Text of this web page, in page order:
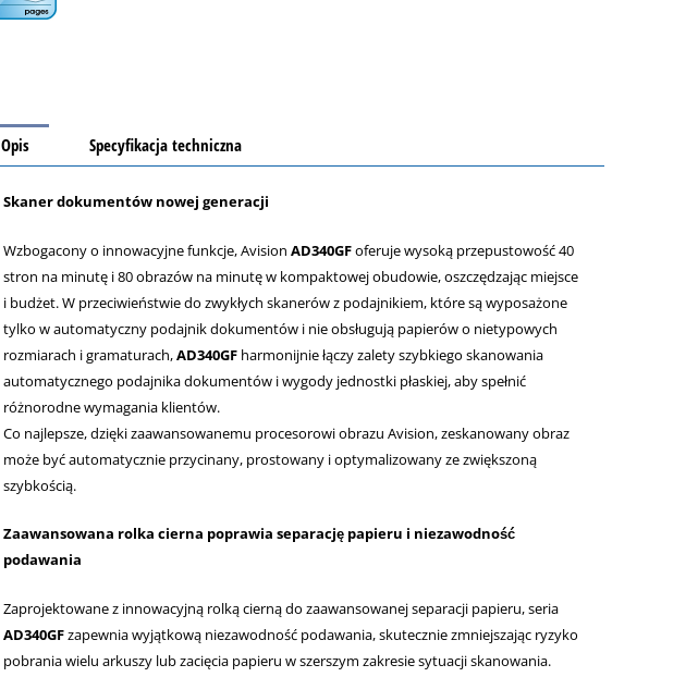
Opis Specyfikacja techniczna
Skaner dokumentów nowej generacji
Wzbogacony o innowacyjne funkcje, Avision AD340GFoferuje wysoką przepustowość 40
stron na minutę i 80 obrazów na minutę w kompaktowej obudowie, oszczędzając miejsce
i budżet. W przeciwieństwie do zwykłych skanerów z podajnikiem, które są wyposażone
tylko w automatyczny podajnik dokumentów i nie obsługują papierów o nietypowych
rozmiarach i gramaturach,AD340GFharmonijnie łączy zalety szybkiego skanowania
automatycznego podajnika dokumentów i wygody jednostki płaskiej, aby spełnić
różnorodne wymagania klientów.
Co najlepsze, dzięki zaawansowanemu procesorowi obrazu Avision, zeskanowany obraz
może być automatycznie przycinany, prostowany i optymalizowany ze zwiększoną
szybkością.
Zaawansowana rolka cierna poprawia separację papieru i niezawodność
podawania
Zaprojektowane z innowacyjną rolką cierną do zaawansowanej separacji papieru, seria
AD340GFzapewnia wyjątkową niezawodność podawania, skutecznie zmniejszając ryzyko
pobrania wielu arkuszy lub zacięcia papieru w szerszym zakresie sytuacji skanowania.